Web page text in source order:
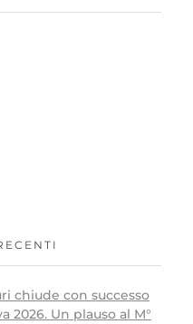
chiude con successo
2026. Un plauso al M°